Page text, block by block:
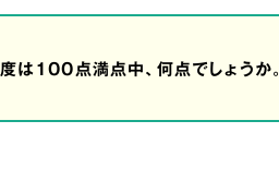
は100点満点中、何点でしょうか。